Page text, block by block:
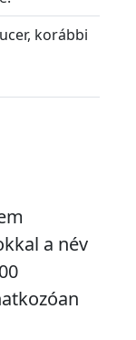
korábbi
a név